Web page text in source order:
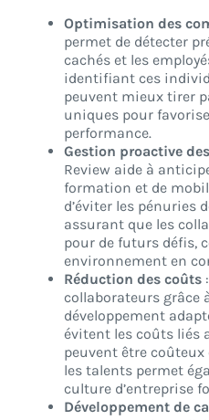
Optimisation des
permet de détecter
cachés et les
identifiant ces
peuvent mieux tirer
uniques pour
performance.
Gestion proactive
Review aide à
formation et de
d’éviter les pénuries
assurant que les
pour de futurs défis,
environnement en
Réduction des coûts
collaborateurs grâce
développement
évitent les coûts liés
peuvent être
les talents permet
culture d’entreprise
Développement de